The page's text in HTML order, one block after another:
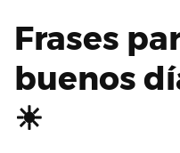
Frases
buenos
☀